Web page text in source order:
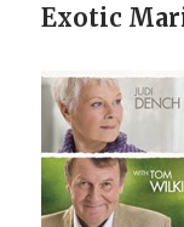
Exotic